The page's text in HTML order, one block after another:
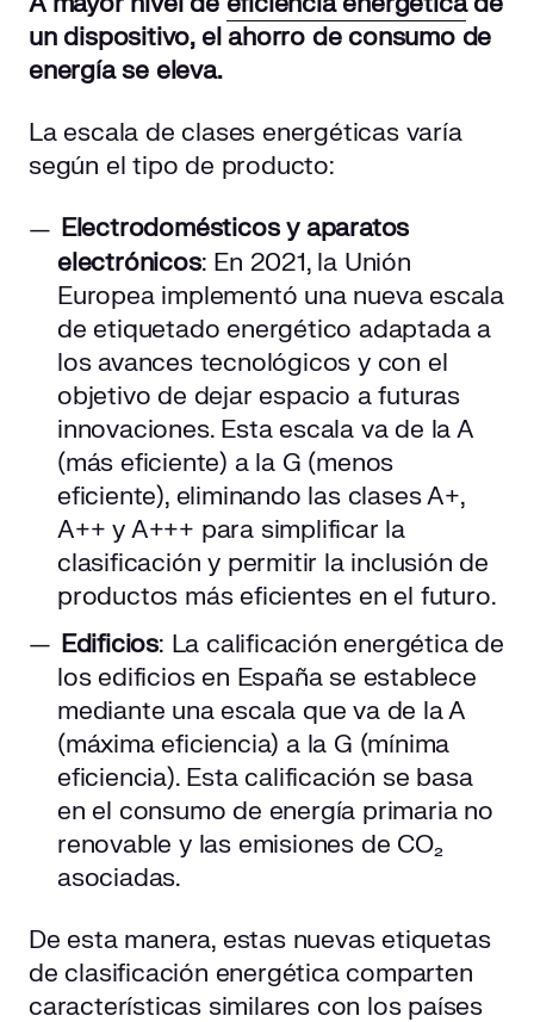
un dispositivo, el ahorro de consumo de
energía se eleva.
La escala de clases energéticas varía
según el tipo de producto:
Electrodomésticos y aparatos
electrónicos: En 2021, la Unión
Europea implementó una nueva escala
de etiquetado energético adaptada a
los avances tecnológicos y con el
objetivo de dejar espacio a futuras
innovaciones. Esta escala va de la A
(más eficiente) a la G (menos
eficiente), eliminando las clases A+,
A++ y A+++ para simplificar la
clasificación y permitir la inclusión de
productos más eficientes en el futuro.
Edificios: La calificación energética de
los edificios en España se establece
mediante una escala que va de la A
(máxima eficiencia) a la G (mínima
eficiencia). Esta calificación se basa
en el consumo de energía primaria no
renovable y las emisiones de CO₂
asociadas.
De esta manera, estas nuevas etiquetas
de clasificación energética comparten
características similares con los países